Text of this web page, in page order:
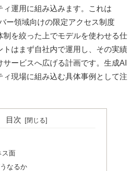
ィ運用に組み込みます。これは
ー領域向けの限定アクセス制度
制を絞った上でモデルを使わせる仕
トはまず自社内で運用し、その実績
ービスへ広げる計画です。生成AI
ィ現場に組み込む具体事例として注
目次
ス面
なるか